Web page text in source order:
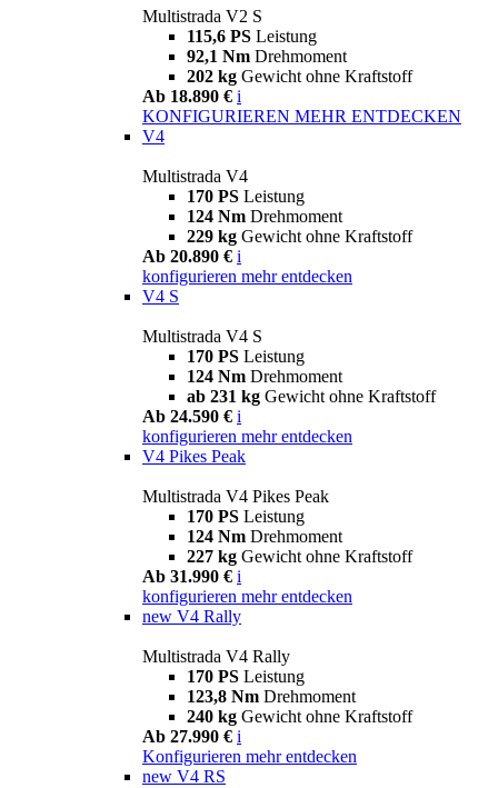
Multistrada V2 S
115,6 PS Leistung
92,1 Nm Drehmoment
202 kg Gewicht ohne Kraftstoff
Ab 18.890 € i
KONFIGURIEREN MEHR ENTDECKEN
V4
Multistrada V4
170 PS Leistung
124 Nm Drehmoment
229 kg Gewicht ohne Kraftstoff
Ab 20.890 € i
konfigurieren mehr entdecken
V4 S
Multistrada V4 S
170 PS Leistung
124 Nm Drehmoment
ab 231 kg Gewicht ohne Kraftstoff
Ab 24.590 € i
konfigurieren mehr entdecken
V4 Pikes Peak
Multistrada V4 Pikes Peak
170 PS Leistung
124 Nm Drehmoment
227 kg Gewicht ohne Kraftstoff
Ab 31.990 € i
konfigurieren mehr entdecken
new V4 Rally
Multistrada V4 Rally
170 PS Leistung
123,8 Nm Drehmoment
240 kg Gewicht ohne Kraftstoff
Ab 27.990 € i
Konfigurieren mehr entdecken
new V4 RS